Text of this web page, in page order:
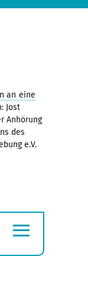
an eine
Jost
Anhörung
des
e.V.
≡